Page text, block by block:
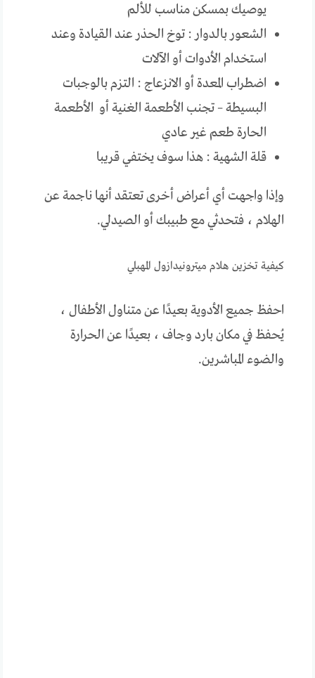
يوصيك بمسكن مناسب للألم
الشعور بالدوار : توخ الحذر عند القيادة وعند
استخدام الأدوات أو الآلات
اضطراب المعدة أو الانزعاج : التزم بالوجبات
البسيطة – تجنب الأطعمة الغنية أو الأطعمة
الحارة طعم غير عادي
قلة الشهية : هذا سوف يختفي قريبا
وإذا واجهت أي أعراض أخرى تعتقد أنها ناجمة عن
الهلام ، فتحدثي مع طبيبك أو الصيدلي.
كيفية تخزين هلام ميترونيدازول المهبلي
احفظ جميع الأدوية بعيدًا عن متناول الأطفال ،
يُحفظ في مكان بارد وجاف ، بعيدًا عن الحرارة
والضوء المباشرين.